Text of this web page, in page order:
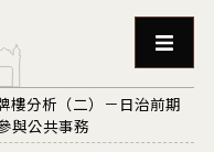
選單
樓分析（二）－日治前期
與公共事務